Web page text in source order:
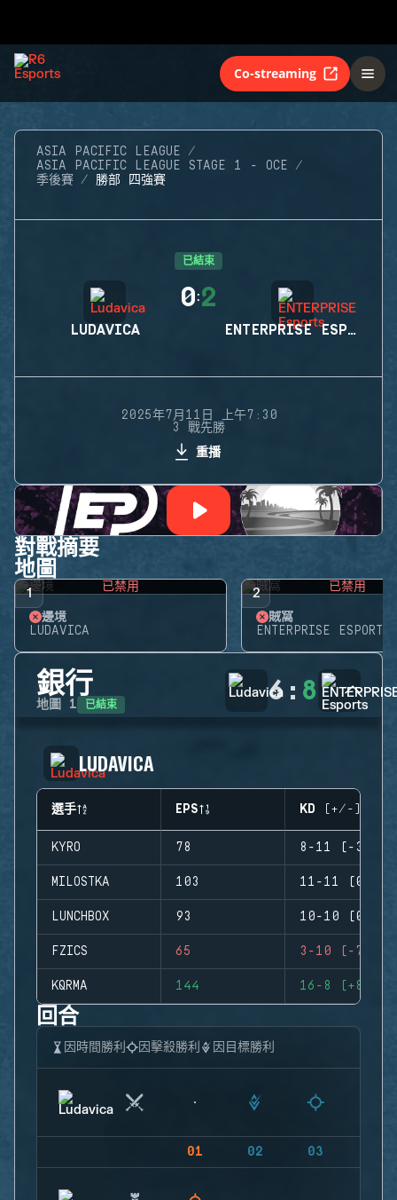
Co-streaming
ASIA PACIFIC LEAGUE
ASIA PACIFIC LEAGUE STAGE 1 - OCE
季後賽
勝部 四強賽
已結束
LUDAVICA
0:2
ENTERPRISE ESPORTS
2025年7月11日 上午7:30
3 戰先勝
重播
對戰摘要
地圖
1 已禁用
邊境
LUDAVICA
2 已禁用
賊窩
ENTERPRISE ESPORTS
銀行
地圖 1 已結束 6 : 8
LUDAVICA
選手 EPS KD (+/-)
KYRO 78 8-11 (-3)
MILOSTKA 103 11-11 (0)
LUNCHBOX 93 10-10 (0)
FZICS 65 3-10 (-7)
KQRMA 144 16-8 (+8)
回合
因時間勝利 因擊殺勝利 因目標勝利
01 02 03